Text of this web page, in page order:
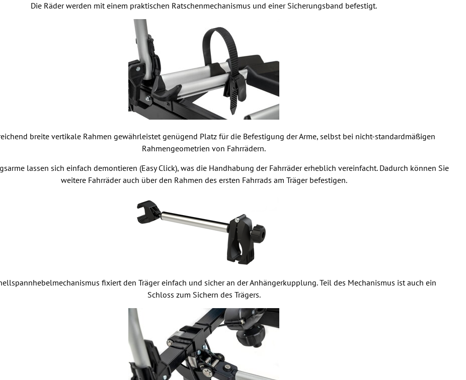
Die Räder werden mit einem praktischen Ratschenmechanismus und einer Sicherungsband befestigt.
breite vertikale Rahmen gewährleistet genügend Platz für die Befestigung der Arme, selbst bei nicht-standardmäßigen
Rahmengeometrien von Fahrrädern.
lassen sich einfach demontieren (Easy Click), was die Handhabung der Fahrräder erheblich vereinfacht. Dadurch können Sie
weitere Fahrräder auch über den Rahmen des ersten Fahrrads am Träger befestigen.
fixiert den Träger einfach und sicher an der Anhängerkupplung. Teil des Mechanismus ist auch ein
Schloss zum Sichern des Trägers.